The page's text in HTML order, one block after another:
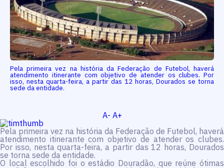
Pela primeira vez na história da Federação de Futebol, haverá
atendimento itinerante com objetivo de atender os clubes. Por
isso, nesta quarta-feira, a partir das 12 horas, Dourados se torna
sede da entidade.
A- A+
Pela primeira vez na história da Federação de Futebol, haverá
atendimento itinerante com objetivo de atender os clubes.
Por isso, nesta quarta-feira, a partir das 12 horas, Dourados
se torna sede da entidade.
O local escolhido foi o estádio Douradão, que reúne ótimas